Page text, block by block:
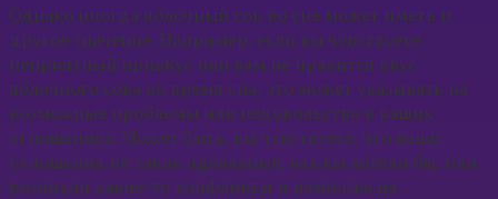
Однако иногда яблочный сок во сне может иметь и
другое значение. Например, если вы чувствуете
неприятный привкус или вам не нравится вкус
яблочного сока во время сна, это может указывать на
возможные проблемы или недовольство в ваших
отношениях. Может быть, вы чувствуете, что ваши
отношения не такие идеальные, как вы хотели бы, или
возникли какие-то конфликты и разногласия.